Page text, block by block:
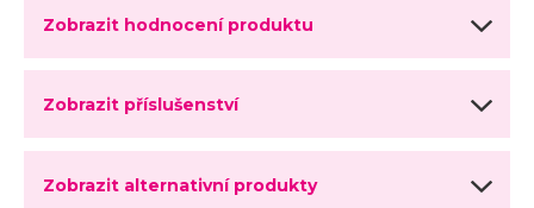
Zobrazit hodnocení produktu
Zobrazit příslušenství
Zobrazit alternativní produkty